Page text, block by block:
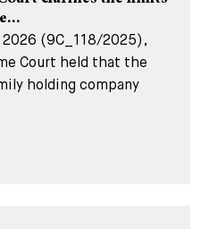
(9C_118/2025),
Court held that the
holding company